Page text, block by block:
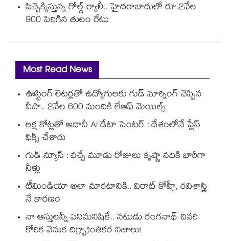
పిచ్చెక్కిస్తున్న గోల్డ్ ర్యాలీ.. హైదరాబాదులో రూ.2వేల
900 పెరిగిన తులం రేటు
Most Read News
ఊస్టింగ్ లెటర్లతో ఉద్యోగులకు గుడ్ మార్నింగ్ చెప్పిన
వీసా.. 2వేల 600 మందికి లేఆఫ్ మెయిల్స్
లక్ష కోట్లతో అదానీ AI డేటా సెంటర్ : దేశంలోనే ప్లేస్
ఫిక్స్ చేశారు
గుడ్ న్యూస్ : వచ్చే మూడు రోజులు కృష్ణా నదికి భారీగా
నీళ్లు
టీమిండియా అలా మారటానికి.. విరాట్ కోహ్లీ, రవిశాస్త్రి
నే కారణం
నా ఆస్తులన్నీ పనిమనిషికే.. నటుడు రంగనాథ్ చివరి
కోరిక వెనుక దిగ్భ్రాంతికర నిజాలు!